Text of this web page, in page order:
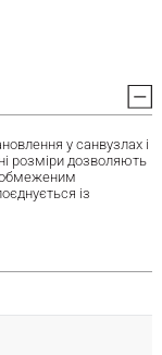
у санвузлах і
розміри дозволяють
обмеженим
із